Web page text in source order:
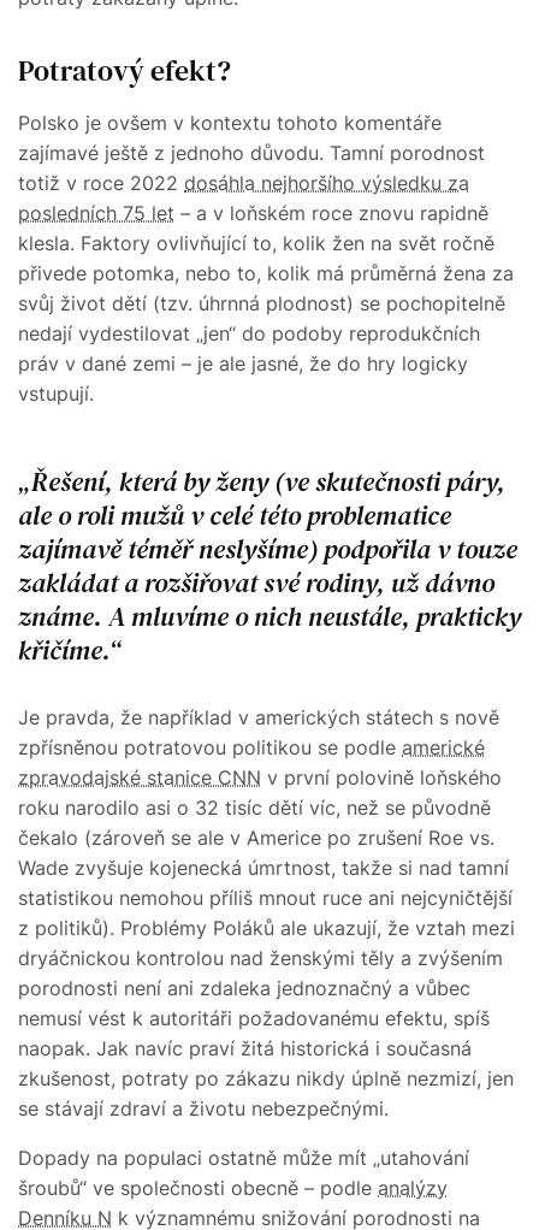
Potratový efekt?
Polsko je ovšem v kontextu tohoto komentáře
zajímavé ještě z jednoho důvodu. Tamní porodnost
totiž v roce 2022 dosáhla nejhoršího výsledku za
posledních 75 let – a v loňském roce znovu rapidně
klesla. Faktory ovlivňující to, kolik žen na svět ročně
přivede potomka, nebo to, kolik má průměrná žena za
svůj život dětí (tzv. úhrnná plodnost) se pochopitelně
nedají vydestilovat „jen“ do podoby reprodukčních
práv v dané zemi – je ale jasné, že do hry logicky
vstupují.
Řešení, která by ženy (ve skutečnosti páry,
ale o roli mužů v celé této problematice
zajímavě téměř neslyšíme) podpořila v touze
zakládat a rozšiřovat své rodiny, už dávno
známe. A mluvíme o nich neustále, prakticky
křičíme.
Je pravda, že například v amerických státech s nově
zpřísněnou potratovou politikou se podle americké
zpravodajské stanice CNN v první polovině loňského
roku narodilo asi o 32 tisíc dětí víc, než se původně
čekalo (zároveň se ale v Americe po zrušení Roe vs.
Wade zvyšuje kojenecká úmrtnost, takže si nad tamní
statistikou nemohou příliš mnout ruce ani nejcyničtější
z politiků). Problémy Poláků ale ukazují, že vztah mezi
dryáčnickou kontrolou nad ženskými těly a zvýšením
porodnosti není ani zdaleka jednoznačný a vůbec
nemusí vést k autoritáři požadovanému efektu, spíš
naopak. Jak navíc praví žitá historická i současná
zkušenost, potraty po zákazu nikdy úplně nezmizí, jen
se stávají zdraví a životu nebezpečnými.
Dopady na populaci ostatně může mít „utahování
šroubů“ ve společnosti obecně – podle analýzy
Denníku N k významnému snižování porodnosti na